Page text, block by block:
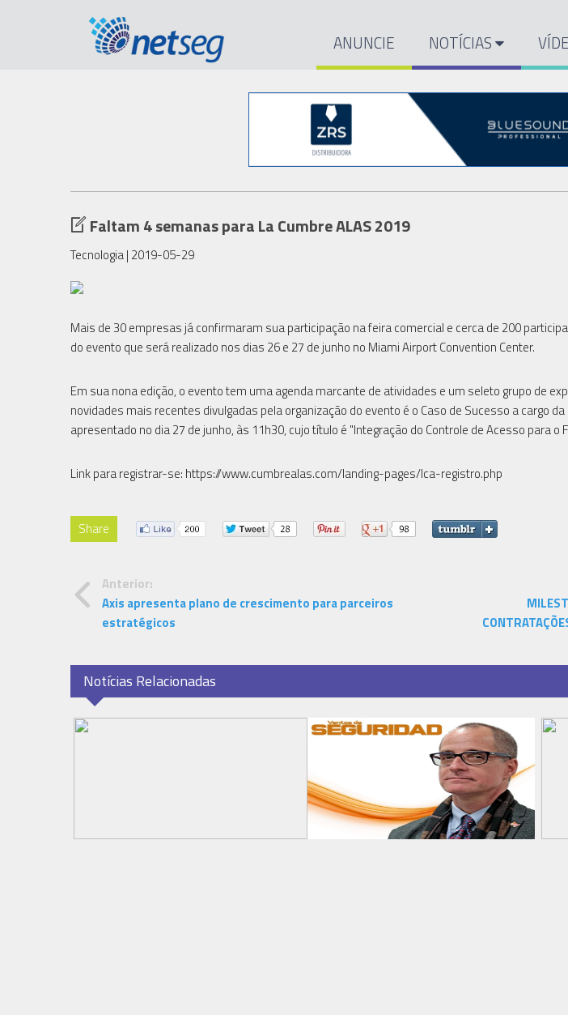
ANUNCIE NOTÍCIAS
Faltam 4 semanas para La Cumbre ALAS 2019
Tecnologia| 2019-05-29
Mais de 30 empresas já confirmaram sua participação na feira comercial e cerca de 200
do evento que será realizado nos dias 26 e 27 de junho no Miami Airport Convention Center.
Em sua nona edição, o evento tem uma agenda marcante de atividades e um seleto grupo de
novidades mais recentes divulgadas pela organização do evento é o Caso de Sucesso a cargo
apresentado no dia 27 de junho, às 11h30, cujo título é "Integração do Controle de Acesso para o
Link para registrar-se: https://www.cumbrealas.com/landing-pages/lca-registro.php
Share
Anterior:
Axis apresenta plano de crescimento para parceiros
estratégicos
Notícias Relacionadas